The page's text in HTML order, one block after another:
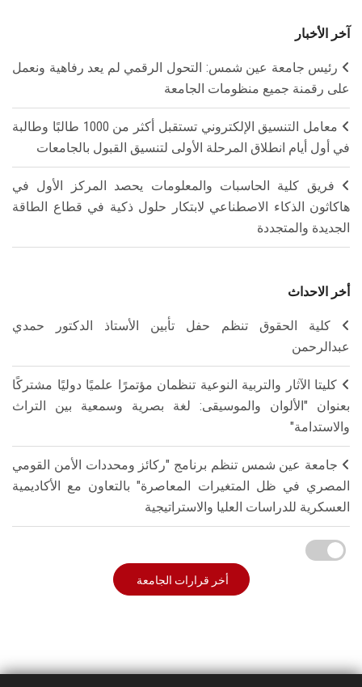
آخر الأخبار
رئيس جامعة عين شمس: التحول الرقمي لم يعد رفاهية ونعمل
على رقمنة جميع منظومات الجامعة
معامل التنسيق الإلكتروني تستقبل أكثر من 1000 طالبًا وطالبة
في أول أيام انطلاق المرحلة الأولى لتنسيق القبول بالجامعات
فريق كلية الحاسبات والمعلومات يحصد المركز الأول في
هاكاثون الذكاء الاصطناعي لابتكار حلول ذكية في قطاع الطاقة
الجديدة والمتجددة
أخر الاحداث
كلية الحقوق تنظم حفل تأبين الأستاذ الدكتور حمدي
عبدالرحمن
كليتا الآثار والتربية النوعية تنظمان مؤتمرًا علميًا دوليًا مشتركًا
بعنوان "الألوان والموسيقى: لغة بصرية وسمعية بين التراث
والاستدامة"
جامعة عين شمس تنظم برنامج "ركائز ومحددات الأمن القومي
المصري في ظل المتغيرات المعاصرة" بالتعاون مع الأكاديمية
العسكرية للدراسات العليا والاستراتيجية
أخر قرارات الجامعة